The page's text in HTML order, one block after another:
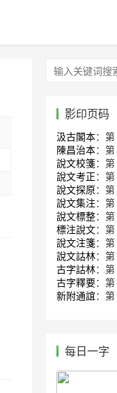
影印页码
汲古閣本：第
陳昌治本：第
說文校箋：第
說文考正：第
說文探原：第
說文集注：第
說文標整：第
標注說文：第
說文注箋：第
說文詁林：第
古字詁林：第
古字釋要：第
新附通誼：第
每日一字